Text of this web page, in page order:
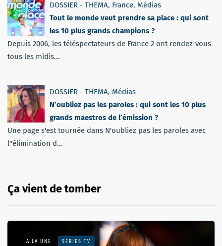
DOSSIER - THEMA, France, Médias
Tout le monde veut prendre sa place : qui sont
les 10 plus grands champions ?
Depuis 2006, les téléspectateurs de France 2 ont rendez-vous
tous les midis...
DOSSIER - THEMA, Médias
N’oubliez pas les paroles : qui sont les 10 plus
grands maestros de l’émission ?
Une page s'est tournée dans N'oubliez pas les paroles avec
l''élimination d...
Ça vient de tomber
A LA UNE SÉRIES TV